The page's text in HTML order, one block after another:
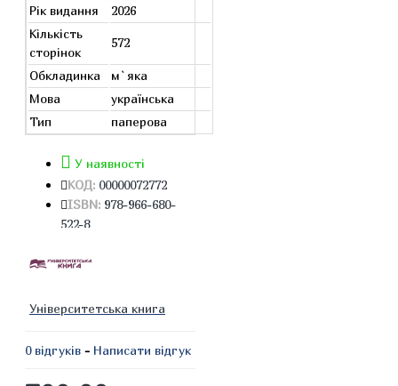
Рік видання
2026
Кількість
сторінок
572
Обкладинка
м`яка
Мова
українська
Тип
паперова
У наявності
КОД: 00000072772
ISBN: 978-966-680-
522-8
Університетська книга
0 відгуків - Написати відгук